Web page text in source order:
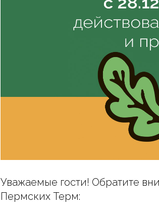
Уважаемые гости! Обратите
Пермских Терм: